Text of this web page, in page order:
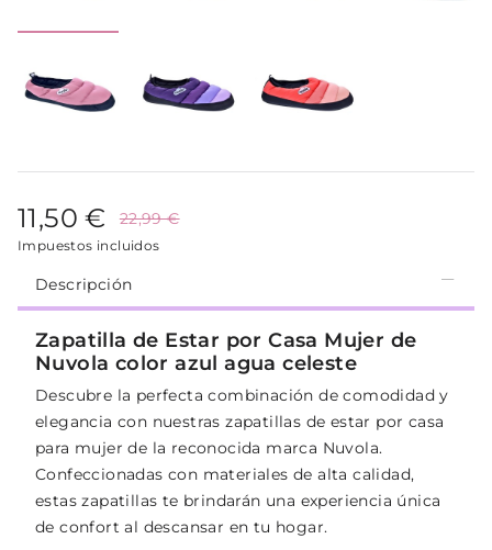
11,50 € 22,99 €
Impuestos incluidos
Descripción
Zapatilla de Estar por Casa Mujer de
Nuvola color azul agua celeste
Descubre la perfecta combinación de comodidad y
elegancia con nuestras zapatillas de estar por casa
para mujer de la reconocida marca Nuvola.
Confeccionadas con materiales de alta calidad,
estas zapatillas te brindarán una experiencia única
de confort al descansar en tu hogar.